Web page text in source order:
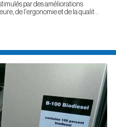
par des améliorations
de l'ergonomie et de la qualité